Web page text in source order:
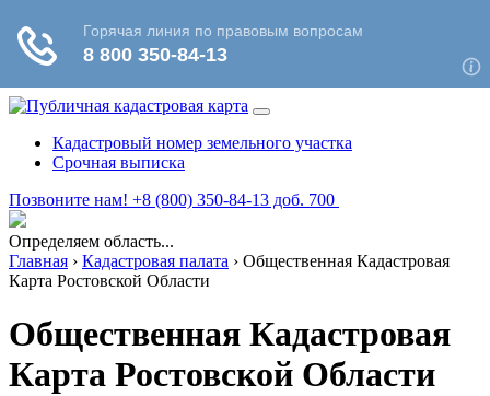
Кадастровый номер земельного участка
Срочная выписка
Позвоните нам! +8 (800) 350-84-13 доб. 700
Определяем область...
Главная › Кадастровая палата › Общественная Кадастровая
Карта Ростовской Области
Общественная Кадастровая
Карта Ростовской Области